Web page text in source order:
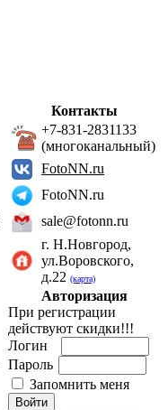
Контакты
+7-831-2831133
(многоканальный)
FotoNN.ru
FotoNN.ru
sale@fotonn.ru
г. Н.Новгород,
ул.Воровского,
д.22 (карта)
Авторизация
При регистрации
действуют скидки!!!
Логин
Пароль
Запомнить меня